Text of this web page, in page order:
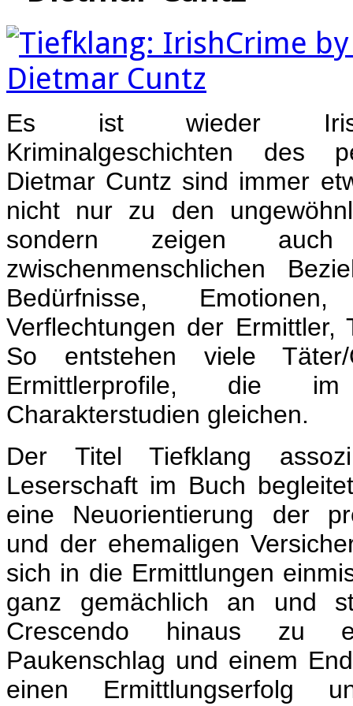
Es ist wieder
Kriminalgeschichten des
Dietmar Cuntz sind immer
nicht nur zu den
sondern zeigen
zwischenmenschlichen
Bedürfnisse,
Verflechtungen der
So entstehen viele
Ermittlerprofile, die
Charakterstudien gleichen.
Der Titel Tiefklang
Leserschaft im Buch
eine Neuorientierung der
und der ehemaligen
sich in die Ermittlungen
ganz gemächlich an und
Crescendo hinaus zu
Paukenschlag und einem
einen Ermittlungserfolg